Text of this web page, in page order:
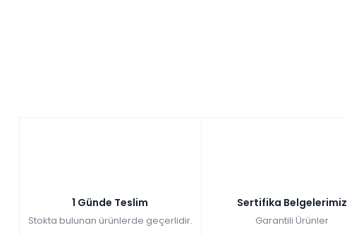
1 Günde Teslim
Stokta bulunan ürünlerde geçerlidir.
Sertifika Belgelerimiz
Garantili Ürünler